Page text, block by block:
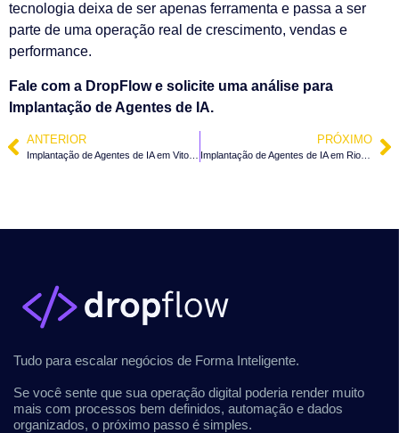
tecnologia deixa de ser apenas ferramenta e passa a ser
parte de uma operação real de crescimento, vendas e
performance.
Fale com a DropFlow e solicite uma análise para
Implantação de Agentes de IA.
ANTERIOR PRÓXIMO
Implantação de Agentes de IA em Rio do Sul – SC
Tudo para escalar negócios de Forma Inteligente.
Se você sente que sua operação digital poderia render muito
mais com processos bem definidos, automação e dados
organizados, o próximo passo é simples.